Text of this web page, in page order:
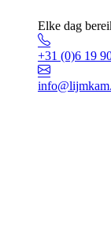
Elke dag
+31 (0)6 19